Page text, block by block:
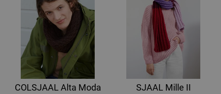
COLSJAAL Alta Moda
SJAAL Mille II